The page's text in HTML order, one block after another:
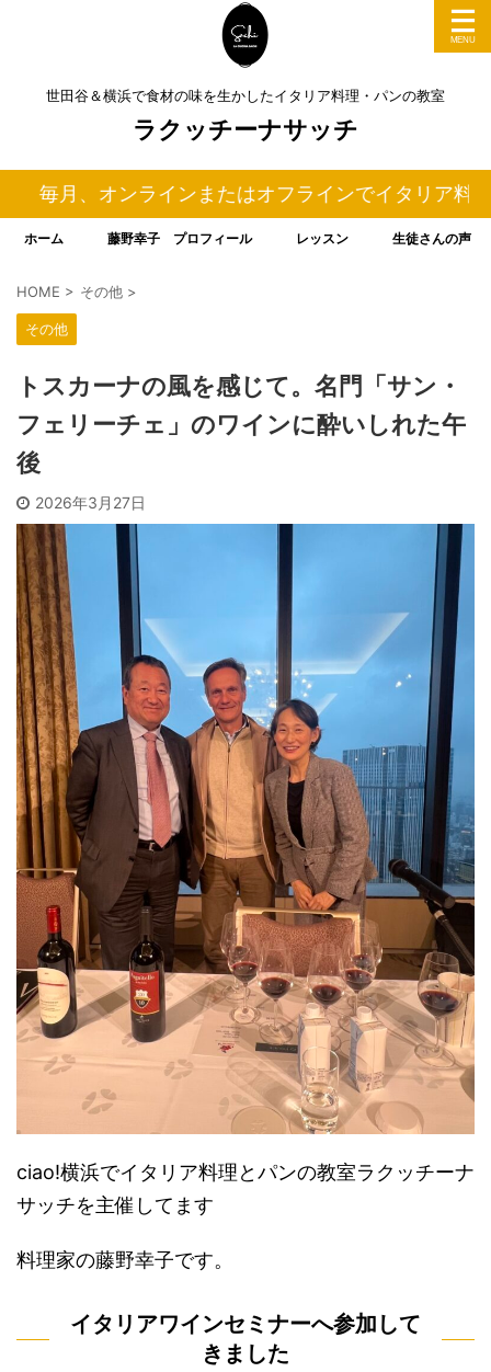
世田谷＆横浜で食材の味を生かしたイタリア料理・パンの教室
ラクッチーナサッチ
ンラインまたはオフラインでイタリア料理＆パンの
ホーム 藤野幸子 プロフィール レッスン 生徒さんの声
HOME > その他 >
その他
トスカーナの風を感じて。名門「サン・
フェリーチェ」のワインに酔いしれた午
後
2026年3月27日
ciao!横浜でイタリア料理とパンの教室ラクッチーナ
サッチを主催してます
料理家の藤野幸子です。
イタリアワインセミナーへ参加して
きました